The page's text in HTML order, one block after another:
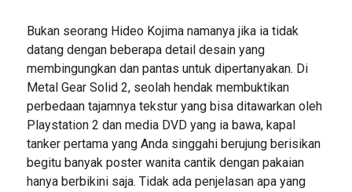
Bukan seorang Hideo Kojima namanya jika ia tidak
datang dengan beberapa detail desain yang
membingungkan dan pantas untuk dipertanyakan. Di
Metal Gear Solid 2, seolah hendak membuktikan
perbedaan tajamnya tekstur yang bisa ditawarkan oleh
Playstation 2 dan media DVD yang ia bawa, kapal
tanker pertama yang Anda singgahi berujung berisikan
begitu banyak poster wanita cantik dengan pakaian
hanya berbikini saja. Tidak ada penjelasan apa yang